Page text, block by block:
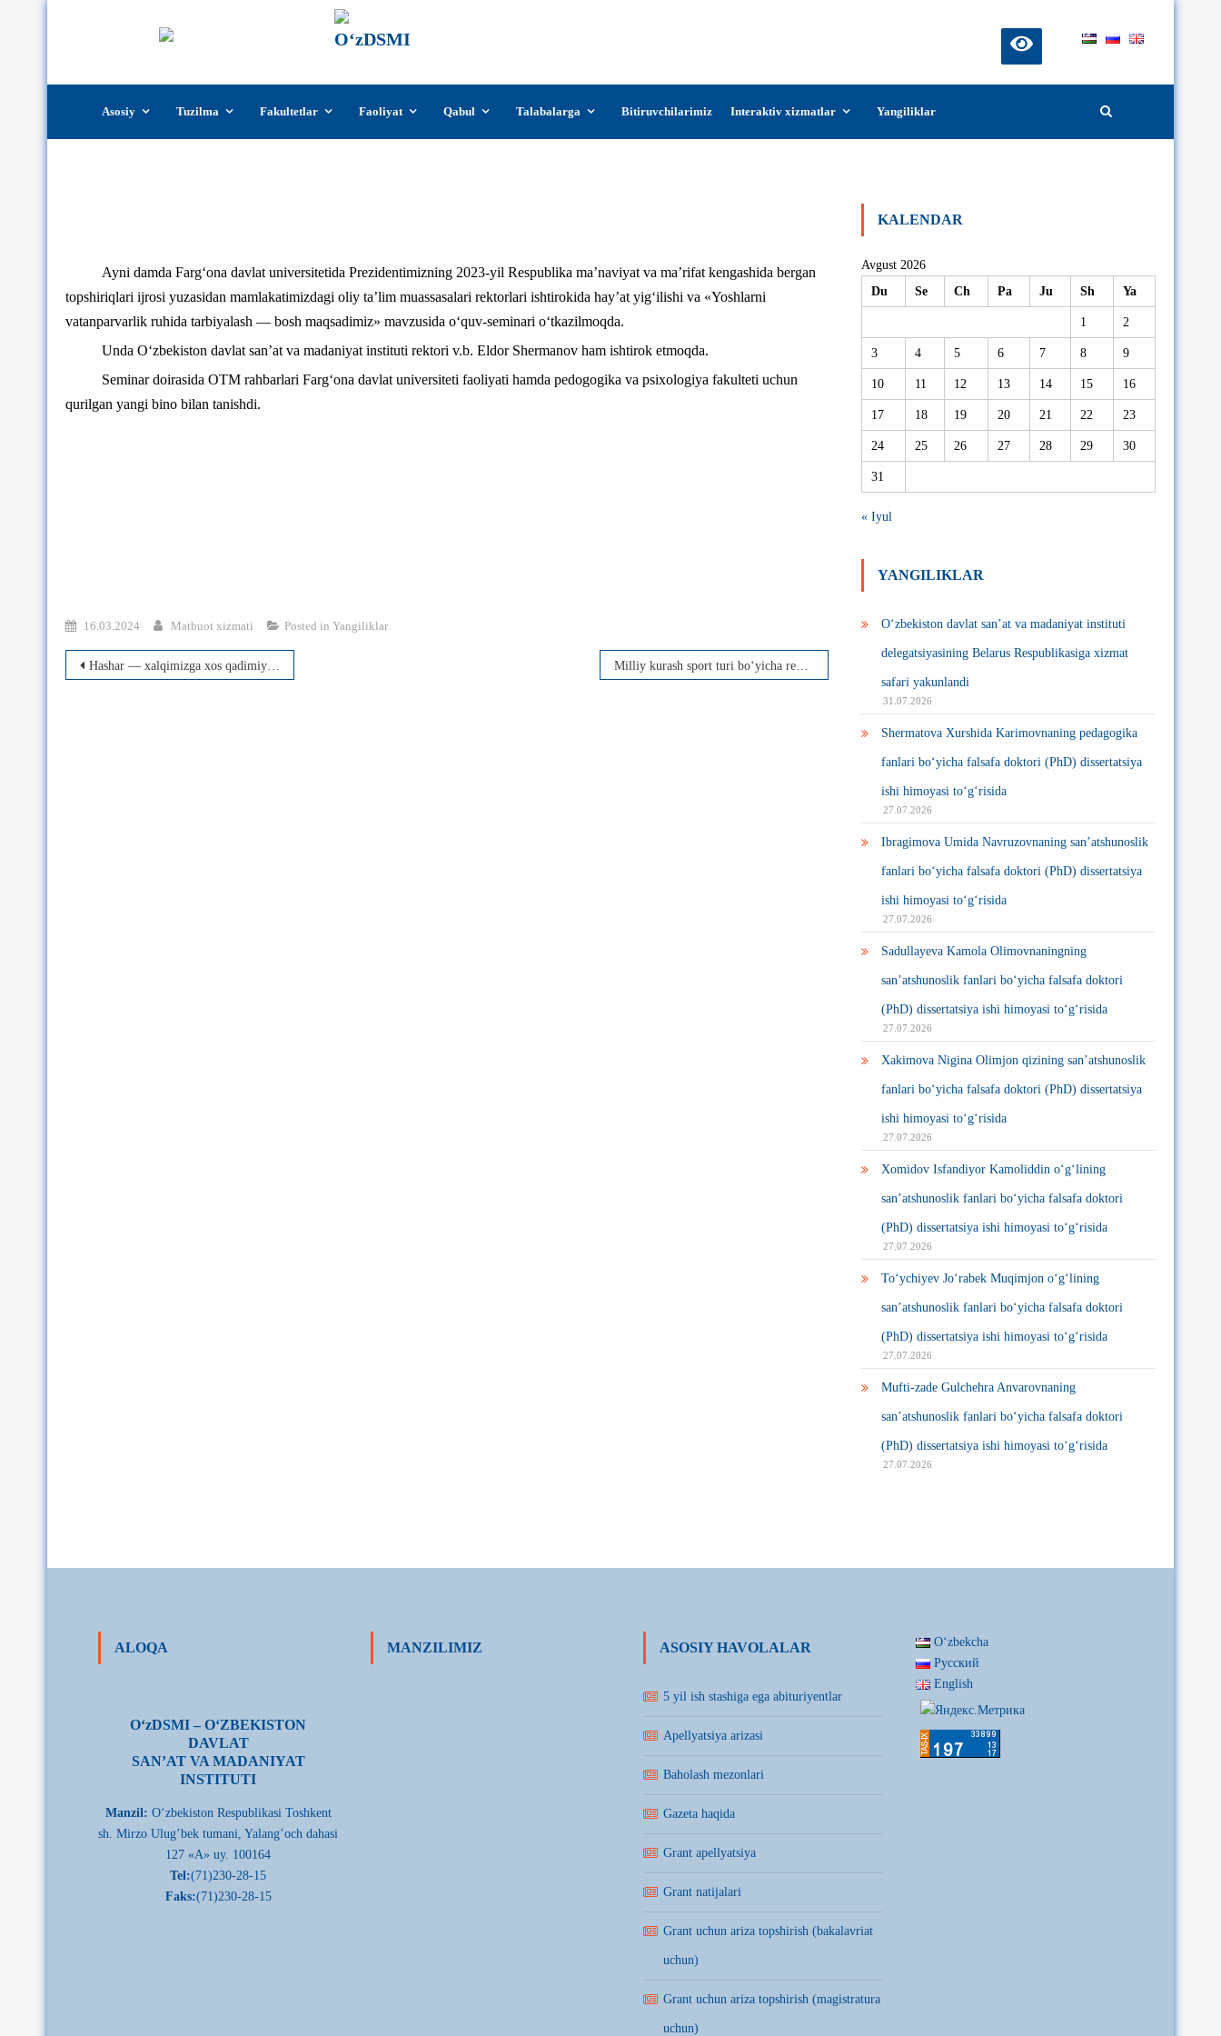
content
Asosiy Tuzilma Fakultetlar Faoliyat Qabul Talabalarga Bitiruvchilarimiz Interaktiv xizmatlar Yangiliklar
Ayni damda Farg‘ona davlat universitetida Prezidentimizning 2023-yil Respublika maʼnaviyat va maʼrifat kengashida bergan
topshiriqlari ijrosi yuzasidan mamlakatimizdagi oliy ta’lim muassasalari rektorlari ishtirokida hayʼat yigʻilishi va «Yoshlarni
vatanparvarlik ruhida tarbiyalash — bosh maqsadimiz» mavzusida o‘quv-seminari o‘tkazilmoqda.
Unda O‘zbekiston davlat san’at va madaniyat instituti rektori v.b. Eldor Shermanov ham ishtirok etmoqda.
Seminar doirasida OTM rahbarlari Farg‘ona davlat universiteti faoliyati hamda pedogogika va psixologiya fakulteti uchun
qurilgan yangi bino bilan tanishdi.
16.03.2024 Matbuot xizmati Posted in Yangiliklar
Post
Hashar — xalqimizga xos qadimiy udum Milliy kurash sport turi bo‘yicha rektor kubogi o‘tkazildi
KALENDAR
Avgust 2026
Du
Se Ch Pa Ju Sh Ya
1 2
3 4 5 6 7 8 9
10 11 12 13 14 15 16
17 18 19 20 21 22 23
24 25 26 27 28 29 30
31
« Iyul
YANGILIKLAR
O‘zbekiston davlat san’at va madaniyat instituti
delegatsiyasining Belarus Respublikasiga xizmat
safari yakunlandi
31.07.2026
Shermatova Xurshida Karimovnaning pedagogika
fanlari bo‘yicha falsafa doktori (PhD) dissertatsiya
ishi himoyasi to‘g‘risida
27.07.2026
Ibragimova Umida Navruzovnaning san’atshunoslik
fanlari bo‘yicha falsafa doktori (PhD) dissertatsiya
ishi himoyasi to‘g‘risida
27.07.2026
Sadullayeva Kamola Olimovnaningning
san’atshunoslik fanlari bo‘yicha falsafa doktori
(PhD) dissertatsiya ishi himoyasi to‘g‘risida
27.07.2026
Xakimova Nigina Olimjon qizining san’atshunoslik
fanlari bo‘yicha falsafa doktori (PhD) dissertatsiya
ishi himoyasi to‘g‘risida
27.07.2026
Xomidov Isfandiyor Kamoliddin o‘g‘lining
san’atshunoslik fanlari bo‘yicha falsafa doktori
(PhD) dissertatsiya ishi himoyasi to‘g‘risida
27.07.2026
To‘ychiyev Jo‘rabek Muqimjon o‘g‘lining
san’atshunoslik fanlari bo‘yicha falsafa doktori
(PhD) dissertatsiya ishi himoyasi to‘g‘risida
27.07.2026
Mufti-zade Gulchehra Anvarovnaning
san’atshunoslik fanlari bo‘yicha falsafa doktori
(PhD) dissertatsiya ishi himoyasi to‘g‘risida
27.07.2026
ALOQA
О‘zDSMI – О‘ZBEKISTON
DAVLAT
SAN’AT VA MADANIYAT
INSTITUTI
Manzil: О‘zbekiston Respublikasi Toshkent
sh. Mirzo Ulug’bek tumani, Yalang’och dahasi
127 «A» uy. 100164
Tel:(71)230-28-15
Faks:(71)230-28-15
MANZILIMIZ ASOSIY HAVOLALAR
5 yil ish stashiga ega abituriyentlar
Apellyatsiya arizasi
Baholash mezonlari
Gazeta haqida
Grant apellyatsiya
Grant natijalari
Grant uchun ariza topshirish (bakalavriat
uchun)
Grant uchun ariza topshirish (magistratura
uchun)
Oʻzbekcha
Русский
English